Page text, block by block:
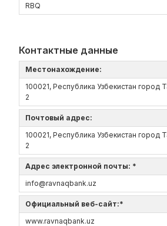
RBQ
Контактные данные
Местонахождение:
100021, Республика Узбекистан город
2
Почтовый адрес:
100021, Республика Узбекистан город
2
Адрес электронной почты: *
info@ravnaqbank.uz
Официальный веб-сайт:*
www.ravnaqbank.uz